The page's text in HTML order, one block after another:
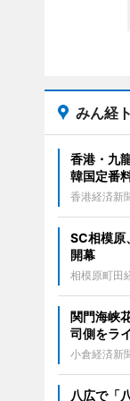
みん経
香港・九
韓国定番
香港経済新
SC相模
開幕
相模原町田
関門海峡
司側をラ
小倉経済新
八広で「